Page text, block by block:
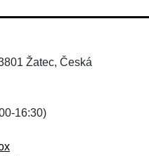
Žatec, Česká
16:30)